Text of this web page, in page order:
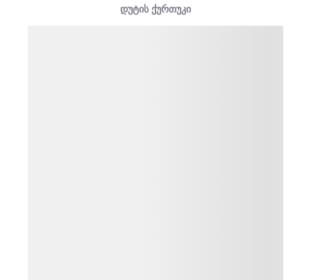
დუტის ქურთუკი